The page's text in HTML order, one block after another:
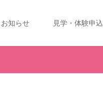
お知らせ 見学・体験申込